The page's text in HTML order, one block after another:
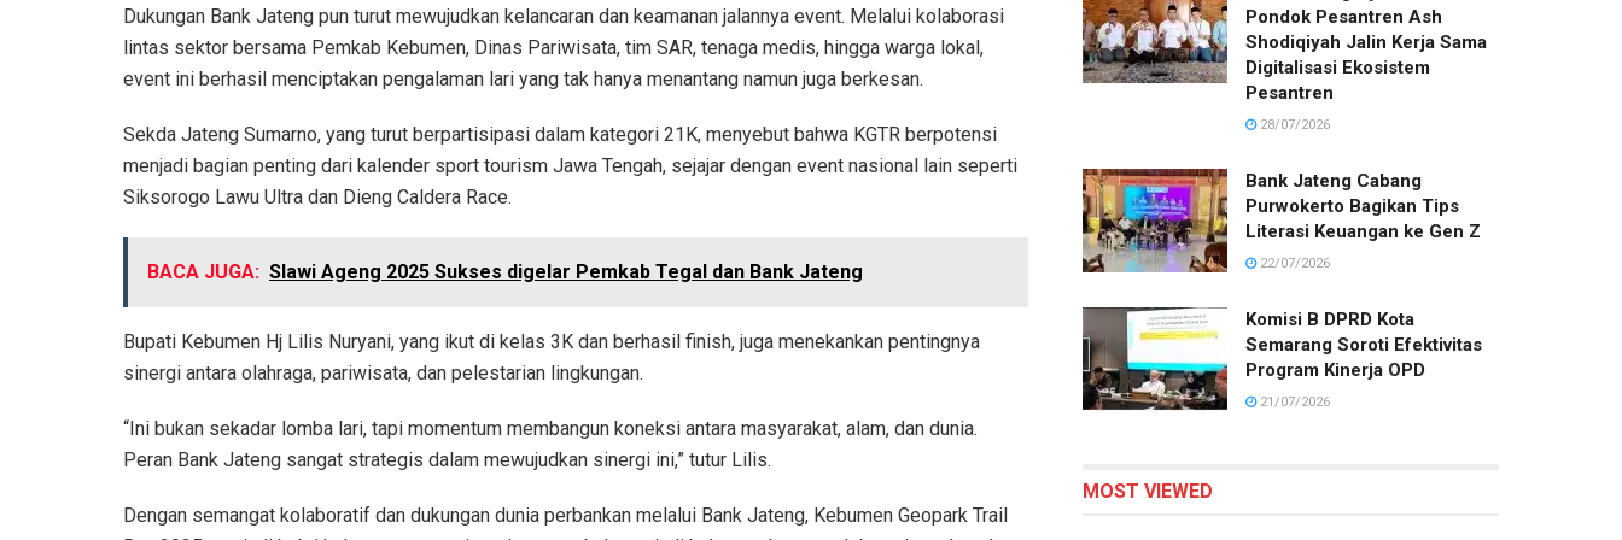
Dukungan Bank Jateng pun turut mewujudkan kelancaran dan keamanan jalannya event. Melalui kolaborasi
lintas sektor bersama Pemkab Kebumen, Dinas Pariwisata, tim SAR, tenaga medis, hingga warga lokal,
event ini berhasil menciptakan pengalaman lari yang tak hanya menantang namun juga berkesan.
Sekda Jateng Sumarno, yang turut berpartisipasi dalam kategori 21K, menyebut bahwa KGTR berpotensi
menjadi bagian penting dari kalender sport tourism Jawa Tengah, sejajar dengan event nasional lain seperti
Siksorogo Lawu Ultra dan Dieng Caldera Race.
BACA JUGA: Slawi Ageng 2025 Sukses digelar Pemkab Tegal dan Bank Jateng
Bupati Kebumen Hj Lilis Nuryani, yang ikut di kelas 3K dan berhasil finish, juga menekankan pentingnya
sinergi antara olahraga, pariwisata, dan pelestarian lingkungan.
“Ini bukan sekadar lomba lari, tapi momentum membangun koneksi antara masyarakat, alam, dan dunia.
Peran Bank Jateng sangat strategis dalam mewujudkan sinergi ini,” tutur Lilis.
Dengan semangat kolaboratif dan dukungan dunia perbankan melalui Bank Jateng, Kebumen Geopark Trail
Pondok Pesantren Ash
Shodiqiyah Jalin Kerja Sama
Digitalisasi Ekosistem
Pesantren
28/07/2026
Bank Jateng Cabang
Purwokerto Bagikan Tips
Literasi Keuangan ke Gen Z
22/07/2026
Komisi B DPRD Kota
Semarang Soroti Efektivitas
Program Kinerja OPD
21/07/2026
MOST VIEWED